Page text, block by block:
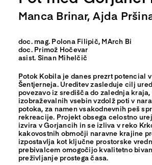
Manca Brinar, Ajda
doc. mag. Polona Filipič, MArch Bi
doc. Primož Hočevar
asist. Sinan Mihelčič
Potok Kobila je danes prezrt potencial
Šentjerneja. Ureditev zasleduje cilj
povezavo iz središča do zalednja
izobraževalnih vsebin vzdolž poti v
potoka, za namen vsakodnevnih peš
rekreacije. Projekt obsega celostno
izvira v Gorjancih in se izliva v reko
kakovostnih območji naravne krajine
izpostavlja kot ključne prostorske
prebivalcem omogočijo kvalitetno
preživljanje prostega časa.